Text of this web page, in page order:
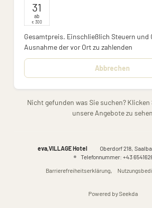
31
ab
€ 300
Gesamtpreis. Einschließlich Steuern und
Ausnahme der vor Ort zu zahlenden
Abbrechen
Nicht gefunden was Sie suchen? Klicken
unsere Angebote zu sehen
eva,VILLAGE Hotel Oberdorf 218
Telefonnummer: +43
Barrierefreiheitserklärung
Powered by Seekda